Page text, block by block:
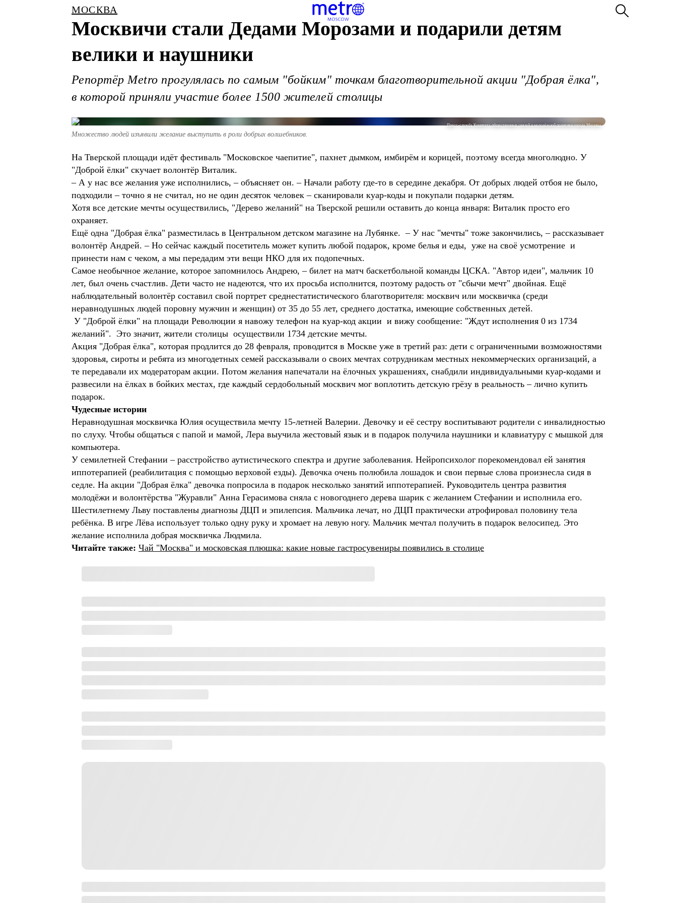
МОСКВА
Москвичи стали Дедами Морозами и подарили детям
велики и наушники
Репортёр Metro прогулялась по самым "бойким" точкам благотворительной акции "Добрая ёлка",
в которой приняли участие более 1500 жителей столицы
Пресс-служба Комитета общественных связей и молодёжной политики города Москвы.
Множество людей изъявили желание выступить в роли добрых волшебников.
На Тверской площади идёт фестиваль "Московское чаепитие", пахнет дымком, имбирём и корицей, поэтому всегда многолюдно. У
"Доброй ёлки" скучает волонтёр Виталик.
– А у нас все желания уже исполнились, – объясняет он. – Начали работу где-то в середине декабря. От добрых людей отбоя не было,
подходили – точно я не считал, но не один десяток человек – сканировали куар-коды и покупали подарки детям.
Хотя все детские мечты осуществились, "Дерево желаний" на Тверской решили оставить до конца января: Виталик просто его
охраняет.
Ещё одна "Добрая ёлка" разместилась в Центральном детском магазине на Лубянке. – У нас "мечты" тоже закончились, – рассказывает
волонтёр Андрей. – Но сейчас каждый посетитель может купить любой подарок, кроме белья и еды, уже на своё усмотрение и
принести нам с чеком, а мы передадим эти вещи НКО для их подопечных.
Самое необычное желание, которое запомнилось Андрею, – билет на матч баскетбольной команды ЦСКА. "Автор идеи", мальчик 10
лет, был очень счастлив. Дети часто не надеются, что их просьба исполнится, поэтому радость от "сбычи мечт" двойная. Ещё
наблюдательный волонтёр составил свой портрет среднестатистического благотворителя: москвич или москвичка (среди
неравнодушных людей поровну мужчин и женщин) от 35 до 55 лет, среднего достатка, имеющие собственных детей.
У "Доброй ёлки" на площади Революции я навожу телефон на куар-код акции и вижу сообщение: "Ждут исполнения 0 из 1734
желаний". Это значит, жители столицы осуществили 1734 детские мечты.
Акция "Добрая ёлка", которая продлится до 28 февраля, проводится в Москве уже в третий раз: дети с ограниченными возможностями
здоровья, сироты и ребята из многодетных семей рассказывали о своих мечтах сотрудникам местных некоммерческих организаций, а
те передавали их модераторам акции. Потом желания напечатали на ёлочных украшениях, снабдили индивидуальными куар-кодами и
развесили на ёлках в бойких местах, где каждый сердобольный москвич мог воплотить детскую грёзу в реальность – лично купить
подарок.
Чудесные истории
Неравнодушная москвичка Юлия осуществила мечту 15-летней Валерии. Девочку и её сестру воспитывают родители с инвалидностью
по слуху. Чтобы общаться с папой и мамой, Лера выучила жестовый язык и в подарок получила наушники и клавиатуру с мышкой для
компьютера.
У семилетней Стефании – расстройство аутистического спектра и другие заболевания. Нейропсихолог порекомендовал ей занятия
иппотерапией (реабилитация с помощью верховой езды). Девочка очень полюбила лошадок и свои первые слова произнесла сидя в
седле. На акции "Добрая ёлка" девочка попросила в подарок несколько занятий иппотерапией. Руководитель центра развития
молодёжи и волонтёрства "Журавли" Анна Герасимова сняла с новогоднего дерева шарик с желанием Стефании и исполнила его.
Шестилетнему Льву поставлены диагнозы ДЦП и эпилепсия. Мальчика лечат, но ДЦП практически атрофировал половину тела
ребёнка. В игре Лёва использует только одну руку и хромает на левую ногу. Мальчик мечтал получить в подарок велосипед. Это
желание исполнила добрая москвичка Людмила.
Читайте также: Чай "Москва" и московская плюшка: какие новые гастросувениры появились в столице